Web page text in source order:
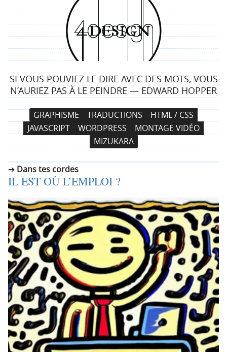
4
d
e
s
i
g
SI VOUS POUVIEZ LE DIRE AVEC DES MOTS, VOUS
N’AURIEZ PAS À LE PEINDRE — EDWARD HOPPER
a
t
i
o
n
p
r
i
n
c
i
p
a
l
e
a
u
c
o
n
t
e
n
u
GRAPHISME TRADUCTIONS
HTML / CSS
JAVASCRIPT
WORDPRESS
MONTAGE VIDÉO
MIZUKARA
Dans tes cordes
IL EST OÙ L’EMPLOI ?